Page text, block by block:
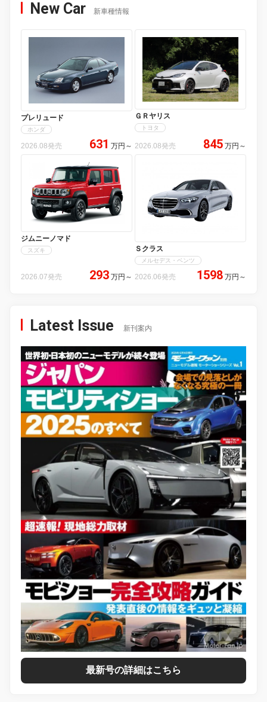
New Car 新車種情報
プレリュード
ホンダ
2026.08発売 631 万円 ～
ＧＲヤリス
トヨタ
2026.08発売 845 万円 ～
ジムニーノマド
スズキ
2026.07発売 293 万円 ～
Ｓクラス
メルセデス・ベンツ
2026.06発売 1598 万円 ～
Latest Issue 新刊案内
最新号の詳細はこちら